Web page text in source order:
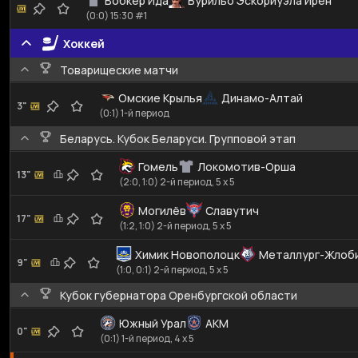
(0:0) 15:30 #1
Хоккей
Товарищеские матчи
3"
Омские Крылья Динамо-Алтай
(0:1) 1-й период
Беларусь. Кубок Беларуси. Групповой этап
13"
Гомель Локомотив-Орша
(2:0, 1:0) 2-й период, 5 x 5
17"
Могилёв Славутич
(1:2, 1:0) 2-й период, 5 x 5
9"
Химик Новополоцк Металлург-
(1:0, 0:1) 2-й период, 5 x 5
Кубок губернатора Оренбургской области
0"
Южный Урал АКМ
(0:1) 1-й период, 4 x 5